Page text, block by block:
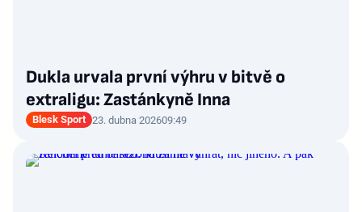
Dukla urvala první výhru v bitvě o
extraligu: Zastánkyně Inna
Blesk Sport 23. dubna 202609:49